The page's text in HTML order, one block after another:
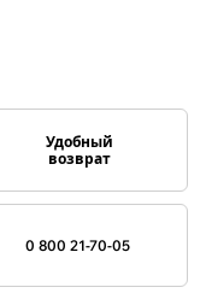
Удобный
возврат
0 800 21-70-05